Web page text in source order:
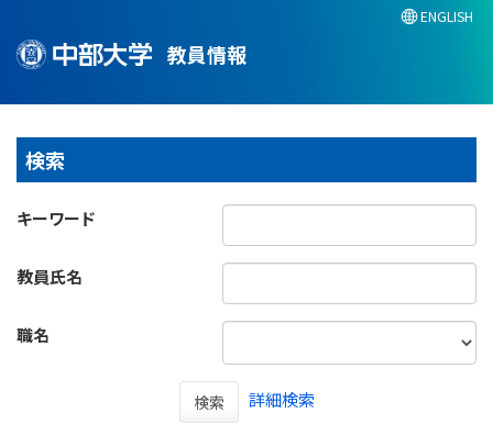
教員情報
ENGLISH
検索
キーワード
教員氏名
職名
検索
詳細検索